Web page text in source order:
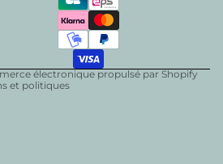
électronique propulsé par Shopify
et politiques